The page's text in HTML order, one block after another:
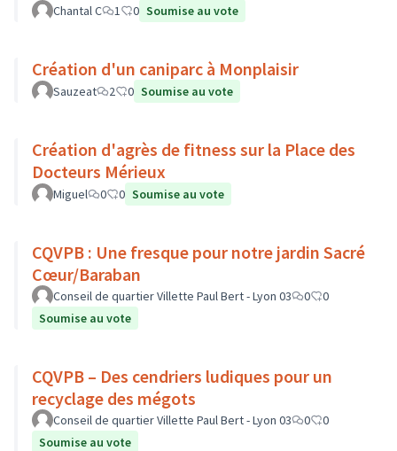
Chantal C 1 0 Soumise au vote
Création d'un caniparc à Monplaisir
Sauzeat 2 0 Soumise au vote
Création d'agrès de fitness sur la Place des
Docteurs Mérieux
Miguel 0 0 Soumise au vote
CQVPB : Une fresque pour notre jardin Sacré
Cœur/Baraban
Conseil de quartier Villette Paul Bert - Lyon 03 0
0
Soumise au vote
CQVPB – Des cendriers ludiques pour un
recyclage des mégots
Conseil de quartier Villette Paul Bert - Lyon 03 0
0
Soumise au vote